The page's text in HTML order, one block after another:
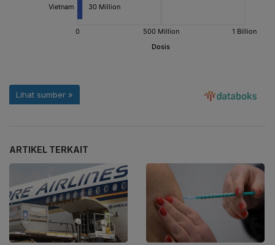
ARTIKEL TERKAIT